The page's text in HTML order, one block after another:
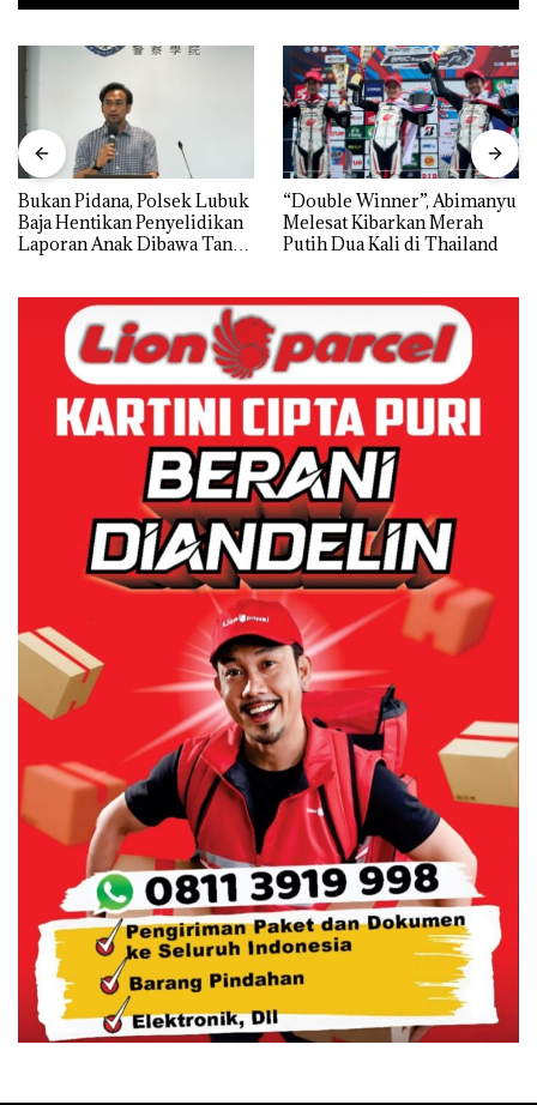
Bukan Pidana, Polsek Lubuk
Baja Hentikan Penyelidikan
Laporan Anak Dibawa Tanpa
“Double Winner”, Abimanyu
Melesat Kibarkan Merah
Putih Dua Kali di Thailand